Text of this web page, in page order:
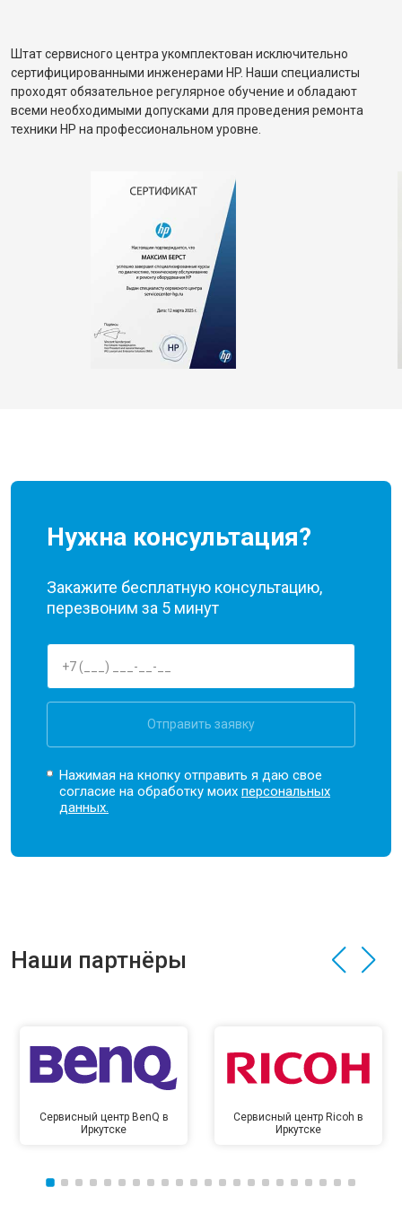
Штат сервисного центра укомплектован исключительно
сертифицированными инженерами HP. Наши специалисты
проходят обязательное регулярное обучение и обладают
всеми необходимыми допусками для проведения ремонта
техники HP на профессиональном уровне.
Нужна консультация?
Закажите бесплатную консультацию,
перезвоним за 5 минут
Отправить заявку
Нажимая на кнопку отправить я даю свое
согласие на обработку моихперсональных
данных.
Наши партнёры
Сервисный центр BenQ в
Иркутске
Сервисный центр Ricoh в
Иркутске